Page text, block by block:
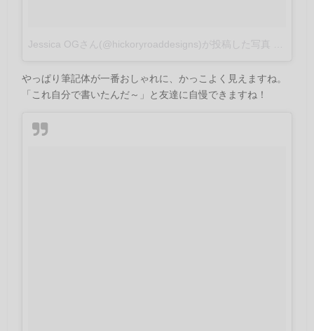
Jessica OGさん(@hickoryroaddesigns)が投稿した写真
やっぱり筆記体が一番おしゃれに、かっこよく見えますね。
「これ自分で書いたんだ～」と友達に自慢できますね！